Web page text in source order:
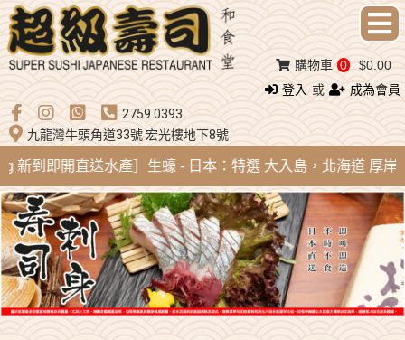
登入 或
成為會員
2759 0393
九龍灣牛頭角道33號 宏光樓地下8號
購物車 0 $0.00
新到即開直送水產］生蠔 - 日本：特選 大入島，北海道 厚岸